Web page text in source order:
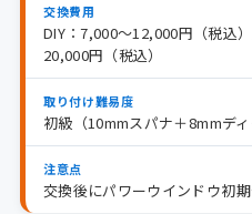
交換費用
DIY：7,000〜12,000円（税込
20,000円（税込）
取り付け難易度
初級（10mmスパナ＋8mmデ
注意点
交換後にパワーウインドウ初